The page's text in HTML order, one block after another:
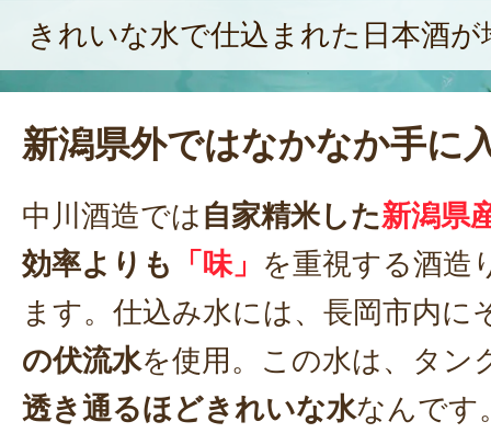
きれいな水で仕込まれた日本酒が
新潟県外ではなかなか手に
中川酒造では 自家精米した新潟県
効率よりも
「味」 を重視する酒造
ます。仕込み水には、長岡市内に
の伏流水を使用。この水は、タン
透き通るほどきれいな水なんです